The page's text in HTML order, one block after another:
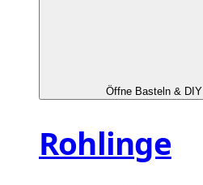
Öffne Basteln & DIY
Rohlinge